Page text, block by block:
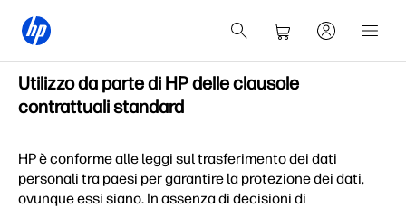
Utilizzo da parte di HP delle clausole
contrattuali standard
HP è conforme alle leggi sul trasferimento dei dati
personali tra paesi per garantire la protezione dei dati,
ovunque essi siano. In assenza di decisioni di